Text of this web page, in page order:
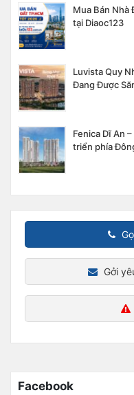
Mua Bán Nhà
tại Diaoc123
Luvista Quy
Đang Được
Fenica Dĩ An
triển phía
Gởi
Facebook